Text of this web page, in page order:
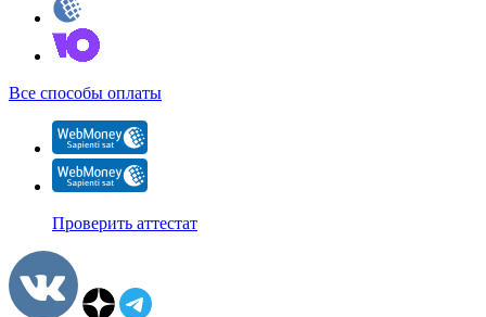
Все способы оплаты
Проверить аттестат